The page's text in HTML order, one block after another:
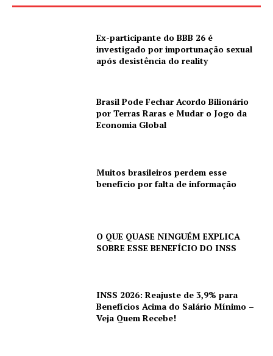
Ex-participante do BBB 26 é
investigado por importunação sexual
após desistência do reality
Brasil Pode Fechar Acordo Bilionário
por Terras Raras e Mudar o Jogo da
Economia Global
Muitos brasileiros perdem esse
benefício por falta de informação
O QUE QUASE NINGUÉM EXPLICA
SOBRE ESSE BENEFÍCIO DO INSS
INSS 2026: Reajuste de 3,9% para
Benefícios Acima do Salário Mínimo –
Veja Quem Recebe!